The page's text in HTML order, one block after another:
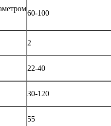
60-100
2
22-40
30-120
55